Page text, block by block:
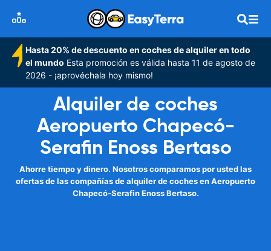
Hasta 20% de descuento en coches de alquiler en todo
el mundo Esta promoción es válida hasta 11 de agosto de
2026 - ¡aprovéchala hoy mismo!
Alquiler de coches
Aeropuerto Chapecó-
Serafin Enoss Bertaso
Ahorre tiempo y dinero. Nosotros comparamos por usted las
ofertas de las compañías de alquiler de coches en Aeropuerto
Chapecó-Serafin Enoss Bertaso.